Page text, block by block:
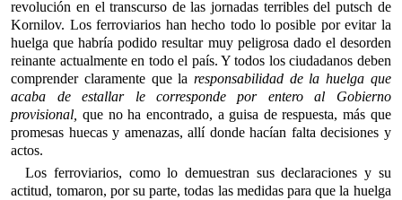
revolución en el transcurso de las jornadas terribles del putsch de
Kornilov. Los ferroviarios han hecho todo lo posible por evitar la
huelga que habría podido resultar muy peligrosa dado el desorden
reinante actualmente en todo el país. Y todos los ciudadanos deben
comprender claramente que la responsabilidad de la huelga que
acaba de estallar le corresponde por entero al Gobierno
provisional, que no ha encontrado, a guisa de respuesta, más que
promesas huecas y amenazas, allí donde hacían falta decisiones y
actos.
Los ferroviarios, como lo demuestran sus declaraciones y su
actitud, tomaron, por su parte, todas las medidas para que la huelga